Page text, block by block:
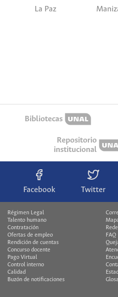
La Paz
Bibliotecas
Repositorio
institucional
Facebook Twitter
Régimen Legal
Talento humano
Contratación
Ofertas de empleo
Rendición de cuentas
Concurso docente
Pago Virtual
Control interno
Calidad
Buzón de notificaciones
FAQ